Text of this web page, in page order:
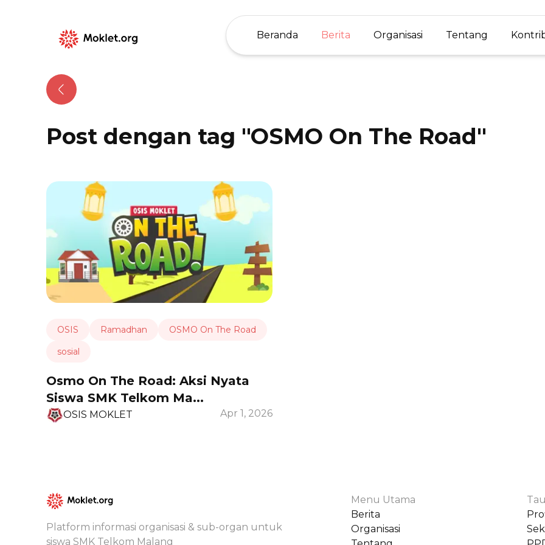
Moklet
Organization:
Malang
Beranda Berita Organisasi Tentang
Post dengan tag "OSMO On The Road"
OSIS Ramadhan
OSMO On The Road
sosial
Osmo On The Road: Aksi Nyata
Siswa SMK Telkom Ma...
OSIS MOKLET Apr 1, 2026
Platform informasi organisasi & sub-organ untuk
siswa SMK Telkom Malang
Menu Utama
Berita
Organisasi